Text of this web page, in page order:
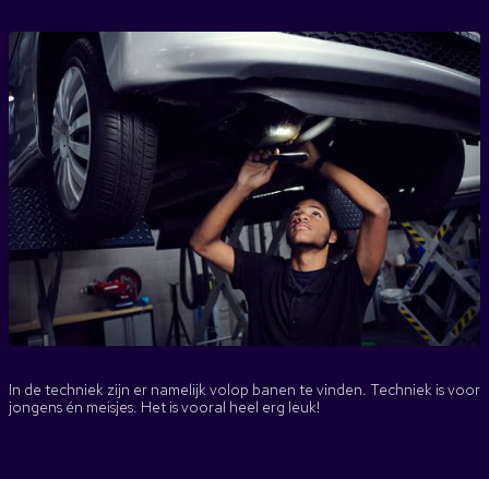
In de techniek zijn er namelijk volop banen te vinden. Techniek is voor
jongens én meisjes. Het is vooral heel erg leuk!